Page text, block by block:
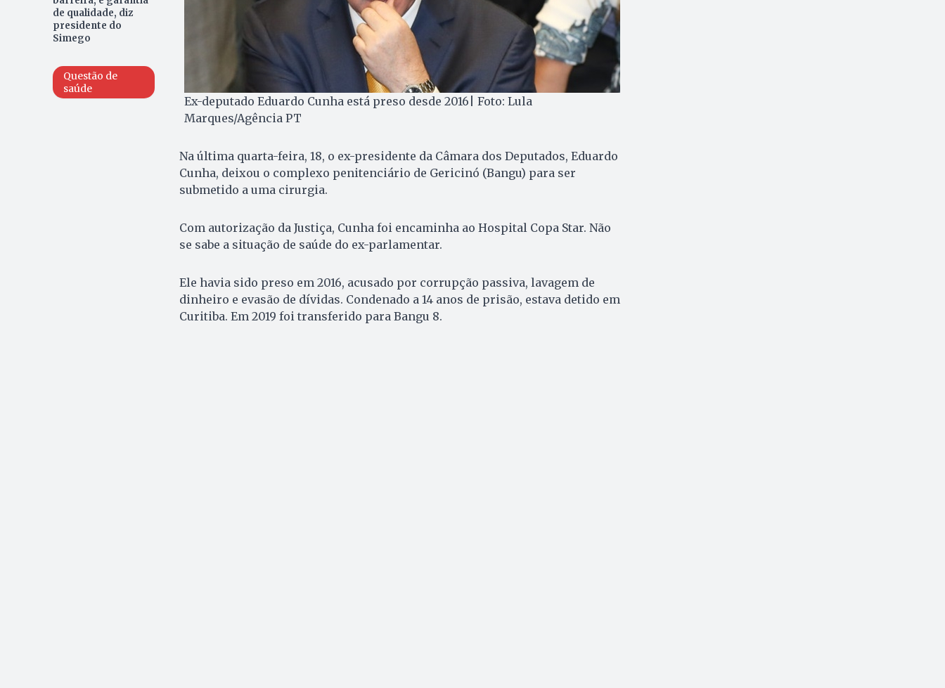
de qualidade, diz
presidente do
Simego
Questão de
saúde
Ex-deputado Eduardo Cunha está preso desde 2016| Foto: Lula
Marques/Agência PT
Na última quarta-feira, 18, o ex-presidente da Câmara dos Deputados, Eduardo
Cunha, deixou o complexo penitenciário de Gericinó (Bangu) para ser
submetido a uma cirurgia.
Com autorização da Justiça, Cunha foi encaminha ao Hospital Copa Star. Não
se sabe a situação de saúde do ex-parlamentar.
Ele havia sido preso em 2016, acusado por corrupção passiva, lavagem de
dinheiro e evasão de dívidas. Condenado a 14 anos de prisão, estava detido em
Curitiba. Em 2019 foi transferido para Bangu 8.